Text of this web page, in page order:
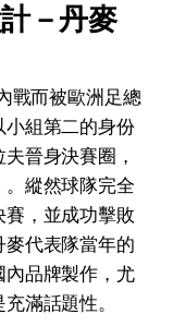
－丹麥
戰而被歐洲足總
小組第二的身份
晉身決賽圈，
縱然球隊完全
，並成功擊敗
代表隊當年的
內品牌製作，尤
滿話題性。